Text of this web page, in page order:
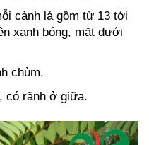
cành lá gồm từ 13 tới
xanh bóng, mặt dưới
chùm.
có rãnh ở giữa.